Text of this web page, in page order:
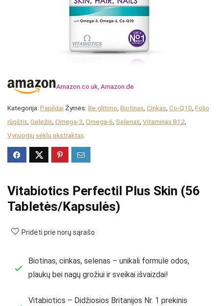
Amazon.co.uk, Amazon.de
Kategorija: Papildai Žymės: Be glitimo, Biotinas, Cinkas, Co-Q10, Folio
rūgštis, Geležis, Omega-3, Omega-6, Selenas, Vitaminas B12,
Vynuogių sėklų ekstraktas
Vitabiotics Perfectil Plus Skin (56
Tabletės/Kapsulės)
Pridėti prie norų sąrašo
Biotinas, cinkas, selenas – unikali formulė odos,
plaukų bei nagų grožiui ir sveikai išvaizdai!
Vitabiotics – Didžiosios Britanijos Nr. 1 prekinis